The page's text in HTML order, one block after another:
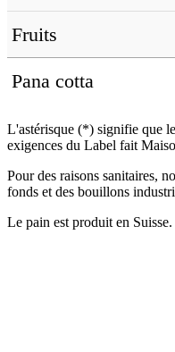
Fruits
Pana cotta
L'astérisque (*) signifie que
exigences du Label fait
Pour des raisons sanitaires,
fonds et des bouillons
Le pain est produit en Suisse.